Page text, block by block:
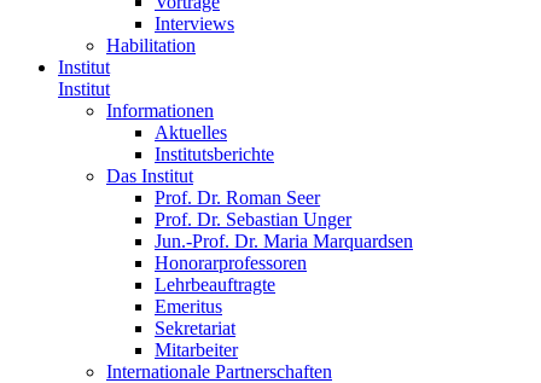
Interviews
Habilitation
Institut
Institut
Informationen
Aktuelles
Institutsberichte
Das Institut
Prof. Dr. Roman Seer
Prof. Dr. Sebastian Unger
Jun.-Prof. Dr. Maria Marquardsen
Honorarprofessoren
Lehrbeauftragte
Emeritus
Sekretariat
Mitarbeiter
Internationale Partnerschaften